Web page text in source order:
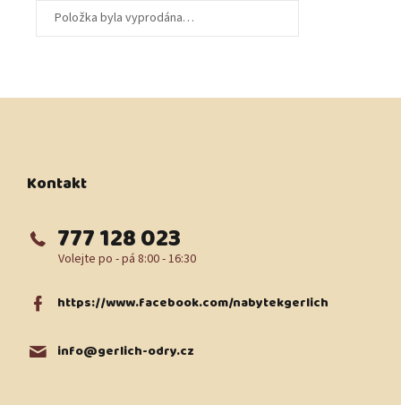
Položka byla vyprodána…
Z
Kontakt
info@gerlich-odry.cz
777 128 023
https://www.facebook.com/nabytekgerlich